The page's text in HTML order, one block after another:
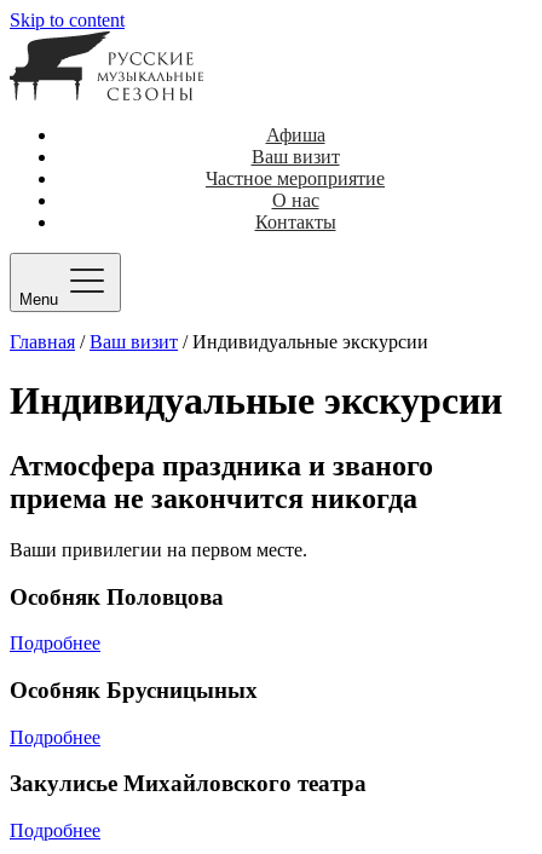
Skip to content
Афиша
Ваш визит
Частное мероприятие
О нас
Контакты
Menu
Главная /Ваш визит /Индивидуальные экскурсии
Индивидуальные экскурсии
Атмосфера праздника и званого
приема не закончится никогда
Ваши привилегии на первом месте.
Особняк Половцова
Подробнее
Особняк Брусницыных
Подробнее
Закулисье Михайловского театра
Подробнее